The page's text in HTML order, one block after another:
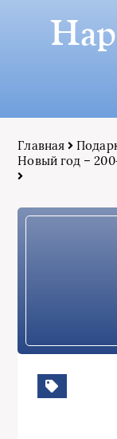
Главная
Новый год –